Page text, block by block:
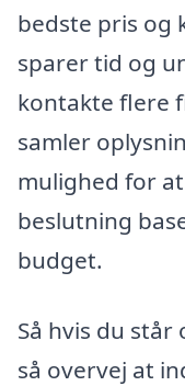
bedste pris og
sparer tid og
kontakte flere
samler
mulighed for
beslutning
budget.
Så hvis du
så overvej at